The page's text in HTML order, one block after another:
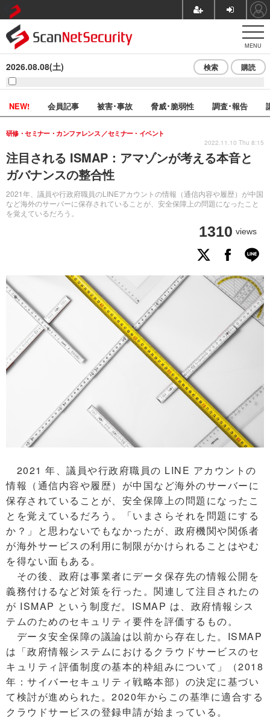
MENU
2026.08.08(土) 検索 購読
NEW! 会員記事 被害･事故 脅威･脆弱性 調査･報告
注目される ISMAP：アマゾンが考える本音と
ガバナンスの整合性
2021年、議員や行政府職員のLINEアカウントの情報（通信内容や履歴）が中国
など海外のサーバーに保存されていることが、安全保障上の問題になったこと
を覚えているだろう。
研修・セミナー・カンファレンス セミナー・イベント
1310 views
2022.11.10 Thu 8:15
2021 年、議員や行政府職員の LINE アカウントの
情報（通信内容や履歴）が中国など海外のサーバーに
保存されていることが、安全保障上の問題になったこ
とを覚えているだろう。「いまさらそれを問題にする
か？」と思わないでもなかったが、政府機関や関係者
が海外サービスの利用に制限がかけられることはやむ
を得ない面もある。
その後、政府は事業者にデータ保存先の情報公開を
義務付けるなど対策を行った。関連して注目されたの
が ISMAP という制度だ。ISMAP は、政府情報シス
テムのためのセキュリティ要件を評価するもの。
データ安全保障の議論は以前から存在した。ISMAP
は「政府情報システムにおけるクラウドサービスのセ
キュリティ評価制度の基本的枠組みについて」（2018
年：サイバーセキュリティ戦略本部）の決定に基づい
て検討が進められた。2020年からこの基準に適合する
クラウドサービスの登録申請が始まっている。